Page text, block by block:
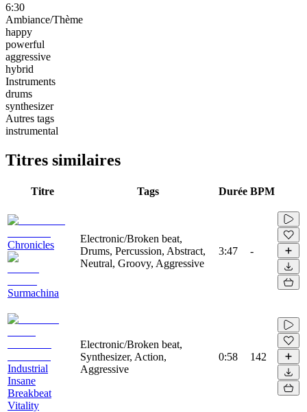
6:30
Ambiance/Thème
happy
powerful
aggressive
hybrid
Instruments
drums
synthesizer
Autres tags
instrumental
Titres similaires
Titre Tags Durée BPM
Chronicles
Surmachina
Electronic/Broken beat,
Drums, Percussion, Abstract,
Neutral, Groovy, Aggressive
3:47 -
Industrial
Insane
Breakbeat
Vitality
Electronic/Broken beat,
Synthesizer, Action,
Aggressive
0:58 142